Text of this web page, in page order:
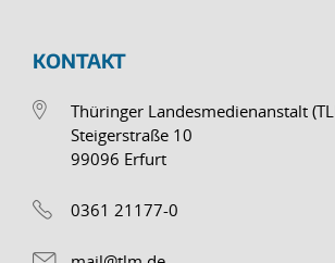
KONTAKT
Thüringer Landesmedienanstalt
Steigerstraße 10
99096 Erfurt
0361 21177-0